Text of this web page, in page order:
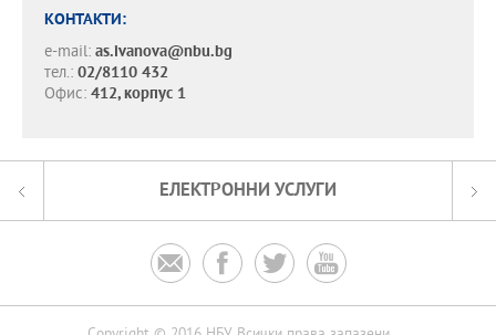
КОНТАКТИ:
e-mail: as.ivanova@nbu.bg
тел.: 02/8110 432
Офис: 412, корпус 1
ЕЛЕКТРОННИ УСЛУГИ
   